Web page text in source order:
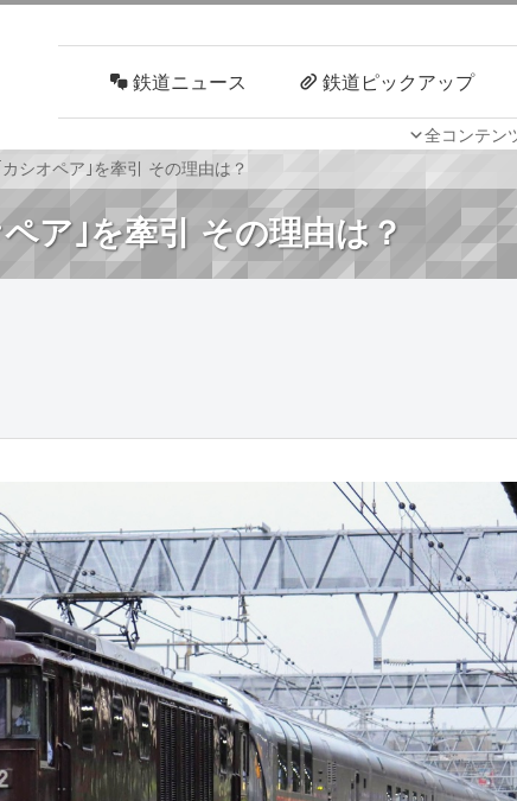
全コンテン
鉄道ニュース 鉄道ピックアップ
車両技術 路線探訪
シオペア｣を牽引 その理由は？
ア｣を牽引 その理由は？